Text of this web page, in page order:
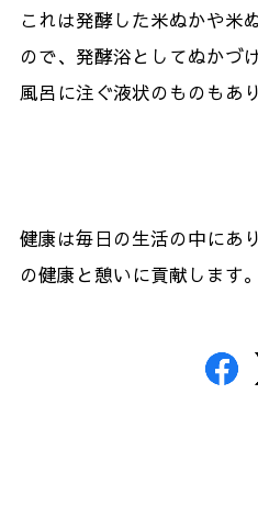
これは発酵した米ぬかや米
ので、発酵浴としてぬかづ
風呂に注ぐ液状のものもあ
健康は毎日の生活の中にあ
の健康と憩いに貢献します。